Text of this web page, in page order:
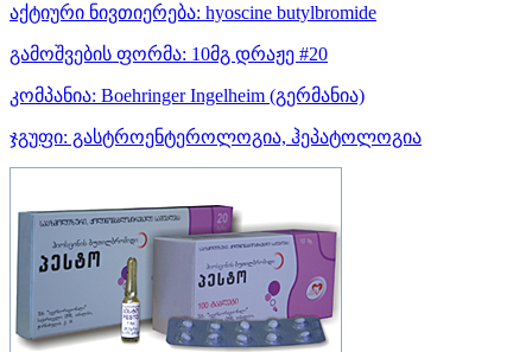
აქტიური ნივთიერება: hyoscine butylbromide
გამოშვების ფორმა: 10მგ დრაჟე #20
კომპანია: Boehringer Ingelheim (გერმანია)
ჯგუფი: გასტროენტეროლოგია, ჰეპატოლოგია